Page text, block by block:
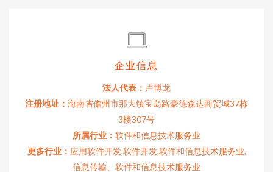
企业信息
法人代表： 卢博龙
注册地址： 海南省儋州市那大镇宝岛路豪德森达商贸城37栋
3楼307号
所属行业： 软件和信息技术服务业
更多行业： 应用软件开发,软件开发,软件和信息技术服务业,
信息传输、软件和信息技术服务业